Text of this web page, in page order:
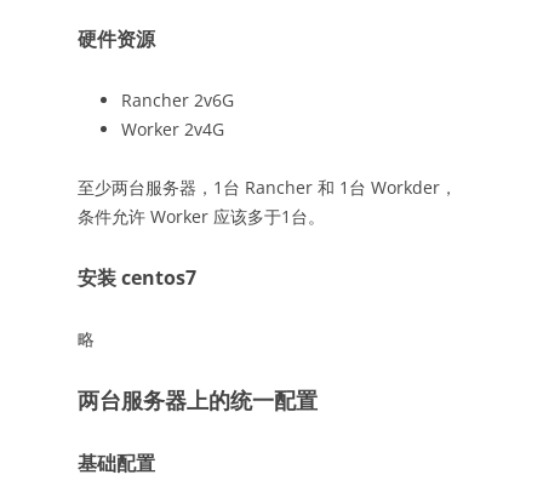
硬件资源
Rancher 2v6G
Worker 2v4G
至少两台服务器，1台 Rancher 和 1台 Workder，
条件允许 Worker 应该多于1台。
安装 centos7
略
两台服务器上的统一配置
基础配置